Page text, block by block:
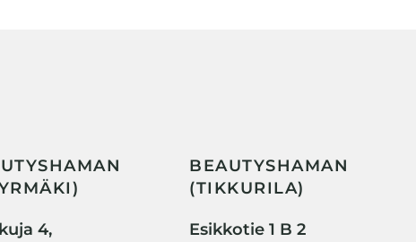
4,
BEAUTYSHAMAN
(TIKKURILA)
Esikkotie 1 B 2